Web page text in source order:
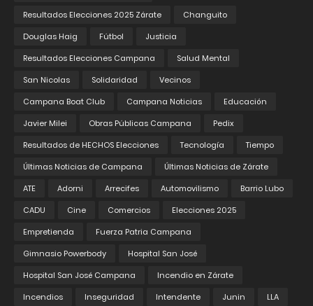
Resultados Elecciones 2025 Zárate
Changuito
Douglas Haig
Fútbol
Justicia
Resultados Elecciones Campana
Salud Mental
San Nicolas
Solidaridad
Vecinos
Campana Boat Club
Campana Noticias
Educación
Javier Milei
Obras Públicas Campana
Pedix
Resultados de HECHOS Elecciones
Tecnología
Tiempo
Últimas Noticias de Campana
Últimas Noticias de Zárate
ATE
Adorni Arrecifes Automovilismo
Barrio Lubo
CADU
Cine Comercios
Elecciones 2025
Empretienda
Fuerza Patria Campana
Gimnasio Powerbody
Hospital San José
Hospital San José Campana
Incendio en Zárate
Incendios
Inseguridad Intendente Junin
LLA